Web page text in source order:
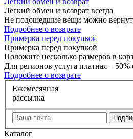
Легкий обмен и возврат всегда
Не подошедшие вещи можно
Подробнее о возврате
Примерка перед покупкой
Примерка перед покупкой
Положите несколько размеров в
Для регионов услуга платная – 50%
Подробнее о возврате
Ежемесячная
рассылка
Каталог